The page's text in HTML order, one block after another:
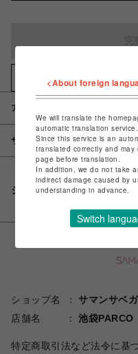
アイテム説明 / 素材
サイズ
シェアする
ショップ名
サマンサベガ
店舗名
池袋PARCO
特定商取引法など法令に基
<About foreign
We will translate the
automatic translation service.
Since this service is an
translated correctly and
page before translation.
In addition, we do not take
indirect damage caused by
understanding in advance.
Switch